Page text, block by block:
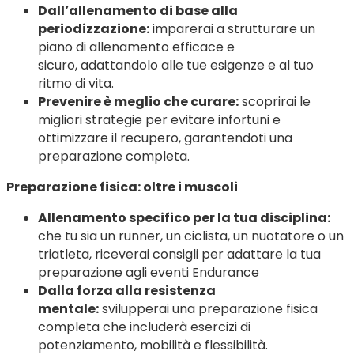
Dall’allenamento di base alla
periodizzazione:imparerai a strutturare un
piano di allenamento efficace e
sicuro, adattandolo alle tue esigenze e al tuo
ritmo di vita.
Prevenire è meglio che curare:scoprirai le
migliori strategie per evitare infortuni e
ottimizzare il recupero, garantendoti una
preparazione completa.
Preparazione fisica: oltre i muscoli
Allenamento specifico per la tua disciplina:
che tu sia un runner, un ciclista, un nuotatore o un
triatleta, riceverai consigli per adattare la tua
preparazione agli eventi Endurance
Dalla forza alla resistenza
mentale:svilupperai una preparazione fisica
completa che includerà esercizi di
potenziamento, mobilità e flessibilità.